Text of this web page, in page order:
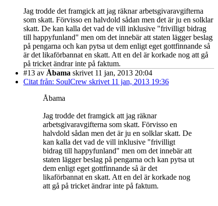
Jag trodde det framgick att jag räknar arbetsgivaravgifterna
som skatt. Förvisso en halvdold sådan men det är ju en solklar
skatt. De kan kalla det vad de vill inklusive "frivilligt bidrag
till happyfunland" men om det innebär att staten lägger beslag
på pengarna och kan pytsa ut dem enligt eget gottfinnande så
är det likaförbannat en skatt. Att en del är korkade nog att gå
på tricket ändrar inte på faktum.
#13 av Åbama skrivet 11 jan, 2013 20:04
Citat från: SoulCrew skrivet 11 jan, 2013 19:36
Åbama
Jag trodde det framgick att jag räknar
arbetsgivaravgifterna som skatt. Förvisso en
halvdold sådan men det är ju en solklar skatt. De
kan kalla det vad de vill inklusive "frivilligt
bidrag till happyfunland" men om det innebär att
staten lägger beslag på pengarna och kan pytsa ut
dem enligt eget gottfinnande så är det
likaförbannat en skatt. Att en del är korkade nog
att gå på tricket ändrar inte på faktum.